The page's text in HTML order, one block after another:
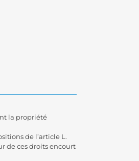
la propriété
de l’article L.
de ces droits encourt